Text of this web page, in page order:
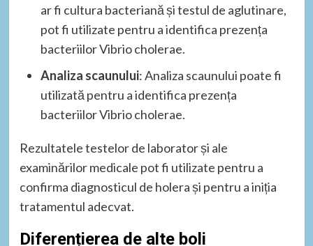
ar fi cultura bacteriană și testul de aglutinare,
pot fi utilizate pentru a identifica prezența
bacteriilor Vibrio cholerae.
Analiza scaunului: Analiza scaunului poate fi
utilizată pentru a identifica prezența
bacteriilor Vibrio cholerae.
Rezultatele testelor de laborator și ale
examinărilor medicale pot fi utilizate pentru a
confirma diagnosticul de holera și pentru a iniția
tratamentul adecvat.
Diferențierea de alte boli